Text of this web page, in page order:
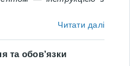
Читати далі
та обов’язки